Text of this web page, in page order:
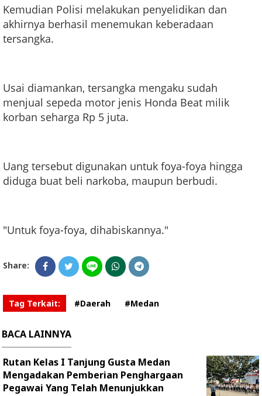
Kemudian Polisi melakukan penyelidikan dan
akhirnya berhasil menemukan keberadaan
tersangka.
Usai diamankan, tersangka mengaku sudah
menjual sepeda motor jenis Honda Beat milik
korban seharga Rp 5 juta.
Uang tersebut digunakan untuk foya-foya hingga
diduga buat beli narkoba, maupun berbudi.
"Untuk foya-foya, dihabiskannya."
Share:
Tag Terkait: #Daerah #Medan
BACA LAINNYA
Rutan Kelas I Tanjung Gusta Medan
Mengadakan Pemberian Penghargaan
Pegawai Yang Telah Menunjukkan